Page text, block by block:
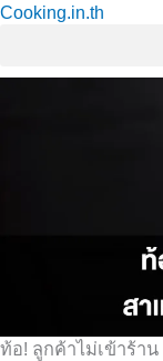
Skip
content
Cooking.in.th
ท้อ! ลูกค้าไม่เข้าร้าน